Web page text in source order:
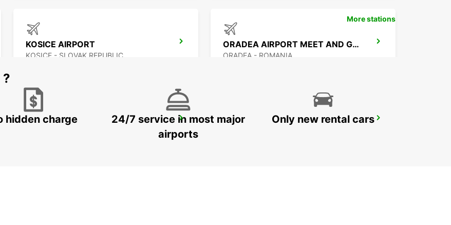
KOSICE AIRPORT
KOSICE - SLOVAK REPUBLIC
ORADEA AIRPORT MEET AND GREET
ORADEA - ROMANIA
SELF CHECKOUT BUDAPEST AIRPORT KECSKEMET
More stations
hidden charge
24/7 service in most major
airports
Only new rental cars